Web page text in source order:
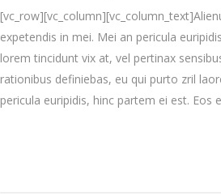
expetendis in mei. Mei an pericula
lorem tincidunt vix at, vel pertinax
rationibus definiebas, eu qui purto zril
pericula euripidis, hinc partem ei est. Eos